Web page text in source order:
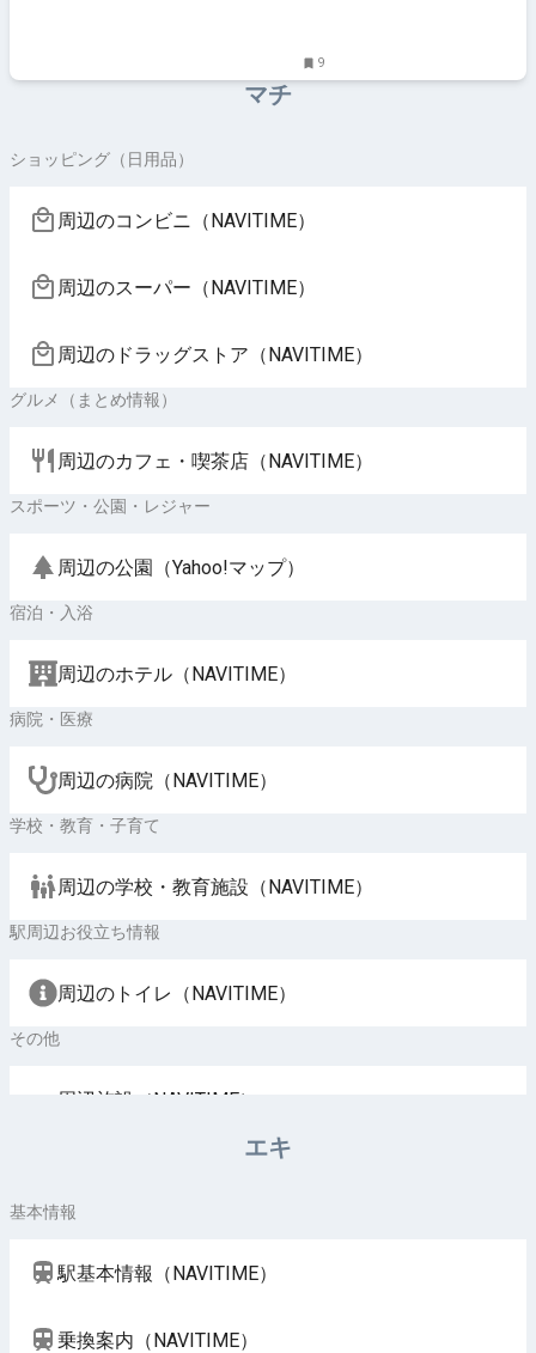
9
マチ
ショッピング（日用品）
周辺のコンビニ（NAVITIME）
周辺のスーパー（NAVITIME）
周辺のドラッグストア（NAVITIME）
グルメ（まとめ情報）
周辺のカフェ・喫茶店（NAVITIME）
スポーツ・公園・レジャー
周辺の公園（Yahoo!マップ）
宿泊・入浴
周辺のホテル（NAVITIME）
病院・医療
周辺の病院（NAVITIME）
学校・教育・子育て
周辺の学校・教育施設（NAVITIME）
駅周辺お役立ち情報
周辺のトイレ（NAVITIME）
その他
周辺施設（NAVITIME）
エキ
基本情報
駅基本情報（NAVITIME）
乗換案内（NAVITIME）